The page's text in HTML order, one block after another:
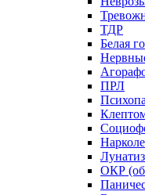
ТДР
Белая
ПРЛ
ОКР